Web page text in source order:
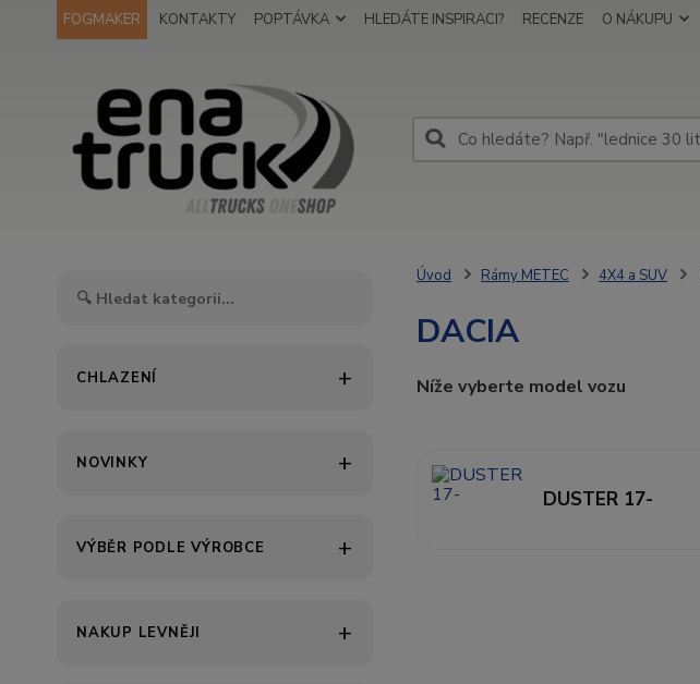
FOGMAKER KONTAKTY POPTÁVKA HLEDÁTE INSPIRACI? RECENZE O NÁKUPU
CHLAZENÍ
NOVINKY
VÝBĚR PODLE VÝROBCE
NAKUP LEVNĚJI
Úvod Rámy METEC 4X4 a SUV
DACIA
Níže vyberte model vozu
DUSTER 17-